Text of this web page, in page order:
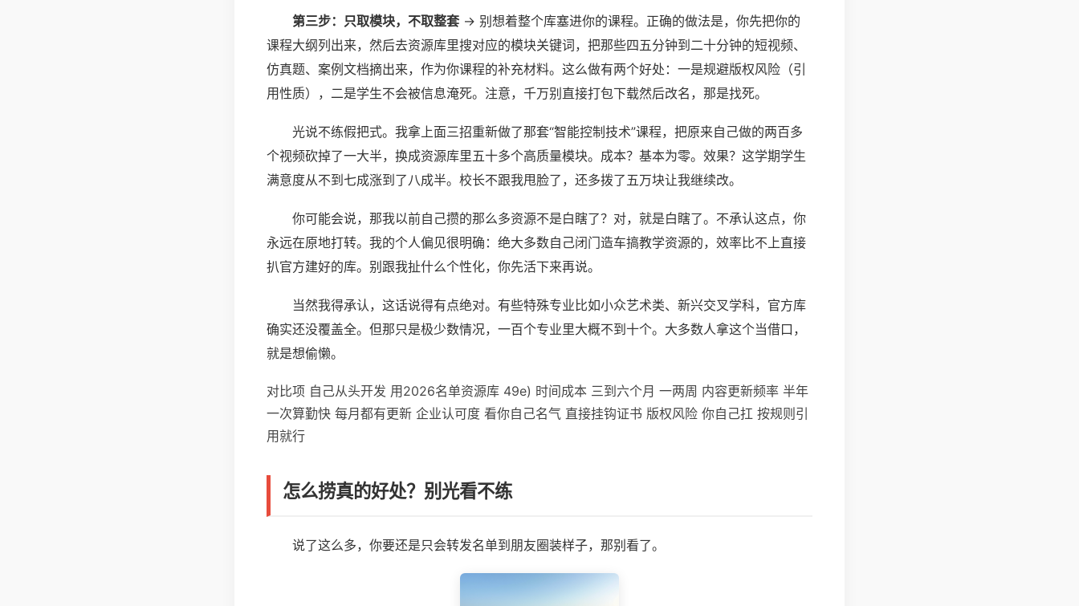
第三步：只取模块，不取整套 → 别想着整个库塞进你的课程。正确的做法是，你先把你的
课程大纲列出来，然后去资源库里搜对应的模块关键词，把那些四五分钟到二十分钟的短视频、
仿真题、案例文档摘出来，作为你课程的补充材料。这么做有两个好处：一是规避版权风险（引
用性质），二是学生不会被信息淹死。注意，千万别直接打包下载然后改名，那是找死。
光说不练假把式。我拿上面三招重新做了那套“智能控制技术”课程，把原来自己做的两百多
个视频砍掉了一大半，换成资源库里五十多个高质量模块。成本？基本为零。效果？这学期学生
满意度从不到七成涨到了八成半。校长不跟我甩脸了，还多拨了五万块让我继续改。
你可能会说，那我以前自己攒的那么多资源不是白瞎了？对，就是白瞎了。不承认这点，你
永远在原地打转。我的个人偏见很明确：绝大多数自己闭门造车搞教学资源的，效率比不上直接
扒官方建好的库。别跟我扯什么个性化，你先活下来再说。
当然我得承认，这话说得有点绝对。有些特殊专业比如小众艺术类、新兴交叉学科，官方库
确实还没覆盖全。但那只是极少数情况，一百个专业里大概不到十个。大多数人拿这个当借口，
就是想偷懒。
对比项 自己从头开发 用2026名单资源库 49e) 时间成本 三到六个月 一两周 内容更新频率 半年
一次算勤快 每月都有更新 企业认可度 看你自己名气 直接挂钩证书 版权风险 你自己扛 按规则引
用就行
怎么捞真的好处？别光看不练
说了这么多，你要还是只会转发名单到朋友圈装样子，那别看了。